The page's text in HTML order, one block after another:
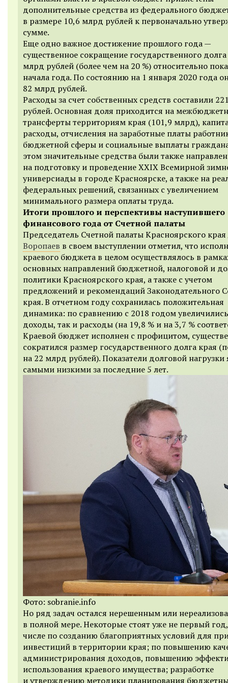
дополнительные средства из федерального
в размере 10,6 млрд рублей к первоначально
сумме.
Еще одно важное достижение прошлого года —
существенное сокращение государственного
млрд рублей (более чем на 20 %) относительно
начала года. По состоянию на 1 января 2020 года
82 млрд рублей.
Расходы за счет собственных средств составили
рублей. Основная доля приходится на
трансферты территориям края (101,9 млрд),
расходы, отчисления на заработные платы
бюджетной сферы и социальные выплаты
этом значительные средства были также
на подготовку и проведение XXIX Всемирной
универсиады в городе Красноярске, а также на
федеральных решений, связанных с увеличением
минимального размера оплаты труда.
Итоги прошлого и перспективы наступившего
финансового года от Счетной палаты
Председатель Счетной палаты Красноярского края
Воропаев в своем выступлении отметил, что
краевого бюджета в целом осуществлялось в
основных направлений бюджетной, налоговой и
политики Красноярского края, а также с учетом
предложений и рекомендаций Законодательного
края. В отчетном году сохранилась положительная
динамика: по сравнению с 2018 годом
доходы, так и расходы (на 19,8 % и на 3,7 %
Краевой бюджет исполнен с профицитом,
сократился размер государственного долга края
на 22 млрд рублей). Показатели долговой нагрузки
самыми низкими за последние 5 лет.
Фото: sobranie.info
Но ряд задач остался нерешенным или
в полной мере. Некоторые стоят уже не первый
числе по созданию благоприятных условий для
инвестиций в территории края; по повышению
администрирования доходов, повышению
использования краевого имущества; разработке
и утверждению методики планирования